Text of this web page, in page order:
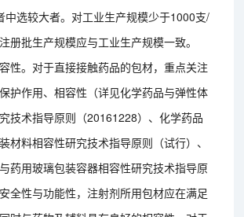
中选较大者。对工业生产规模少于1000支/
册批生产规模应与工业生产规模一致。
性。对于直接接触药品的包材，重点关注
护作用、相容性（详见化学药品与弹性体
技术指导原则（20161228）、化学药品
材料相容性研究技术指导原则（试行）、
药用玻璃包装容器相容性研究技术指导原
全性与功能性，注射剂所用包材应在满足